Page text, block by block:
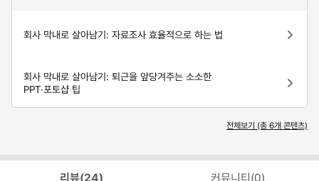
회사 막내로 살아남기: 자료조사 효율적으로 하는 법
회사 막내로 살아남기: 퇴근을 앞당겨주는 소소한
PPT·포토샵 팁
전체보기 (총 6개 콘텐츠)
리뷰(24) 커뮤니티(0)